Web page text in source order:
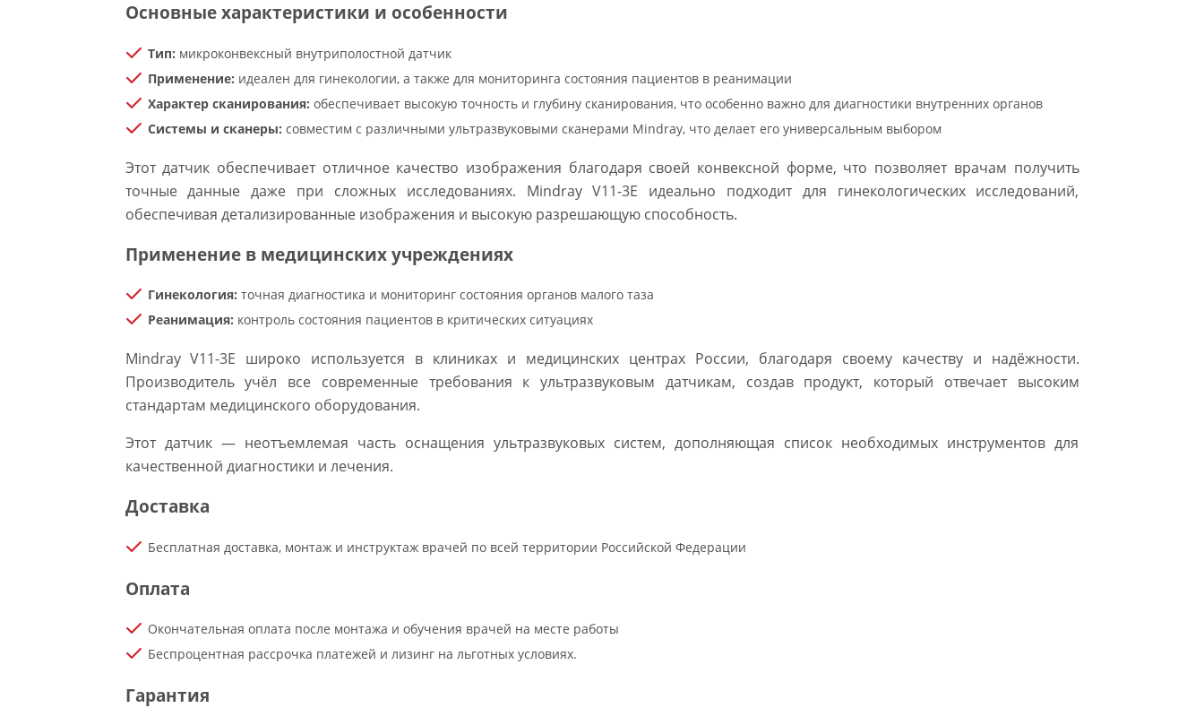
Основные характеристики и особенности
Тип: микроконвексный внутриполостной датчик
Применение: идеален для гинекологии, а также для мониторинга состояния пациентов в реанимации
Характер сканирования: обеспечивает высокую точность и глубину сканирования, что особенно важно для диагностики внутренних органов
Системы и сканеры: совместим с различными ультразвуковыми сканерами Mindray, что делает его универсальным выбором
Этот датчик обеспечивает отличное качество изображения благодаря своей конвексной форме, что позволяет врачам получить
точные данные даже при сложных исследованиях. Mindray V11-3E идеально подходит для гинекологических исследований,
обеспечивая детализированные изображения и высокую разрешающую способность.
Применение в медицинских учреждениях
Гинекология: точная диагностика и мониторинг состояния органов малого таза
Реанимация: контроль состояния пациентов в критических ситуациях
Mindray V11-3E широко используется в клиниках и медицинских центрах России, благодаря своему качеству и надёжности.
Производитель учёл все современные требования к ультразвуковым датчикам, создав продукт, который отвечает высоким
стандартам медицинского оборудования.
Этот датчик — неотъемлемая часть оснащения ультразвуковых систем, дополняющая список необходимых инструментов для
качественной диагностики и лечения.
Доставка
Бесплатная доставка, монтаж и инструктаж врачей по всей территории Российской Федерации
Оплата
Окончательная оплата после монтажа и обучения врачей на месте работы
Беспроцентная рассрочка платежей и лизинг на льготных условиях.
Гарантия